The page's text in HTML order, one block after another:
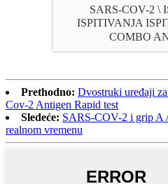
SARS-COV-2 \
ISPITIVANJA
COMBO
Prethodno: Dvostruki uređaji
Cov-2 Antigen Rapid test
Sledeće: SARS-COV-2 i grip A
realnom vremenu